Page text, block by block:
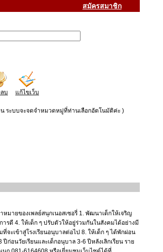
สมัครสมาชิก
บ แก้ไขเว็บ
ระบบจะจดจำหมวดหมู่ที่ท่านเลือกอัตโนมัติค่ะ )
มายของเพลย์สนุกเนอสเซอรี่ 1. พัฒนาเด็กให้เจริญ
รดี 4. ให้เด็ก ๆ ปรับตัวให้อยู่ร่วมกันในสังคมได้อย่างมี
จะเข้าสู่โรงเรียนอนุบาลต่อไป 8. ให้เด็ก ๆ ได้พักผ่อน
อนวัยเรียนและเด็กอนุบาล 3-6 ปีหลังเลิกเรียน ราย